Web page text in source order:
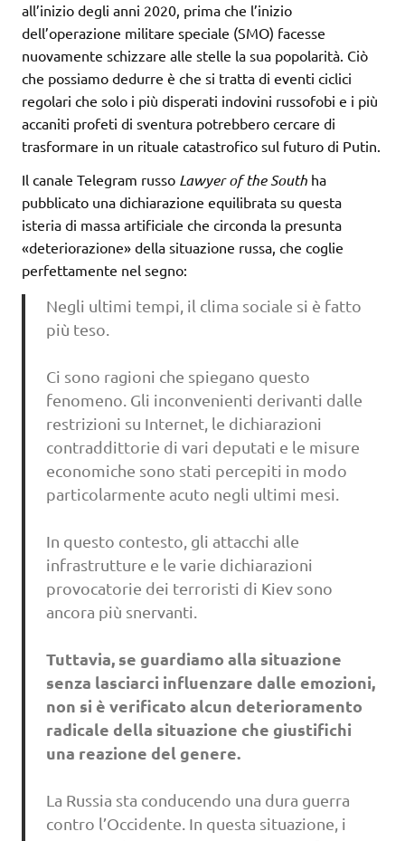
all’inizio degli anni 2020, prima che l’inizio
dell’operazione militare speciale (SMO) facesse
nuovamente schizzare alle stelle la sua popolarità. Ciò
che possiamo dedurre è che si tratta di eventi ciclici
regolari che solo i più disperati indovini russofobi e i più
accaniti profeti di sventura potrebbero cercare di
trasformare in un rituale catastrofico sul futuro di Putin.
Il canale Telegram russo Lawyer of the South ha
pubblicato una dichiarazione equilibrata su questa
isteria di massa artificiale che circonda la presunta
«deteriorazione» della situazione russa, che coglie
perfettamente nel segno:
Negli ultimi tempi, il clima sociale si è fatto
più teso.
Ci sono ragioni che spiegano questo
fenomeno. Gli inconvenienti derivanti dalle
restrizioni su Internet, le dichiarazioni
contraddittorie di vari deputati e le misure
economiche sono stati percepiti in modo
particolarmente acuto negli ultimi mesi.
In questo contesto, gli attacchi alle
infrastrutture e le varie dichiarazioni
provocatorie dei terroristi di Kiev sono
ancora più snervanti.
Tuttavia, se guardiamo alla situazione
senza lasciarci influenzare dalle emozioni,
non si è verificato alcun deterioramento
radicale della situazione che giustifichi
una reazione del genere.
La Russia sta conducendo una dura guerra
contro l’Occidente. In questa situazione, i